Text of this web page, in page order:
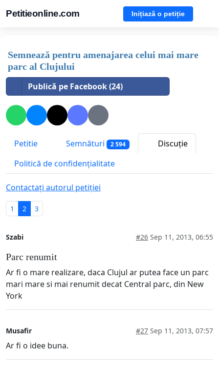
Petitieonline.com Inițiază o petiție
Semnează pentru amenajarea celui mai mare
parc al Clujului
Publică pe Facebook (24)
Petitie Semnături 2 594
Discuție
Politică de confidențialitate
Contactați autorul petiției
1 2 3
Szabi #26 Sep 11, 2013, 06:55
Parc renumit
Ar fi o mare realizare, daca Clujul ar putea face un parc
mari mare si mai renumit decat Central parc, din New
York
Musafir #27 Sep 11, 2013, 07:57
Ar fi o idee buna.